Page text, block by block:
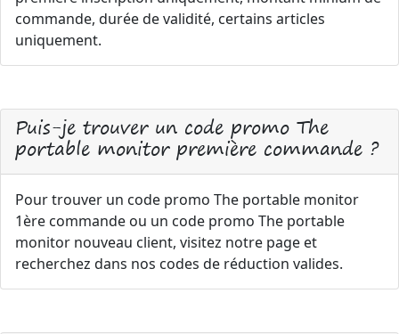
commande, durée de validité, certains articles
uniquement.
Puis-je trouver un code promo The
portable monitor première commande ?
Pour trouver un code promo The portable monitor
1ère commande ou un code promo The portable
monitor nouveau client, visitez notre page et
recherchez dans nos codes de réduction valides.